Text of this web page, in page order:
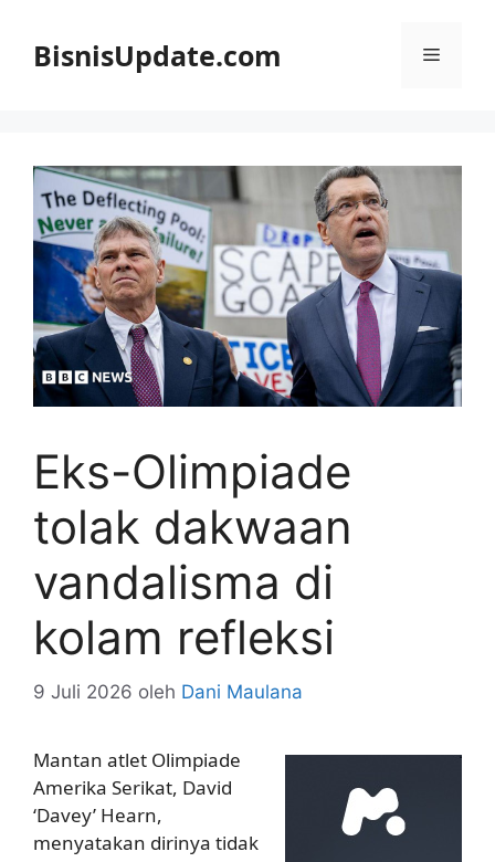
BisnisUpdate.com Menu
Eks-Olimpiade
tolak dakwaan
vandalisma di
kolam refleksi
9 Juli 2026 oleh Dani Maulana
Mantan atlet Olimpiade
Amerika Serikat, David
‘Davey’ Hearn,
menyatakan dirinya tidak